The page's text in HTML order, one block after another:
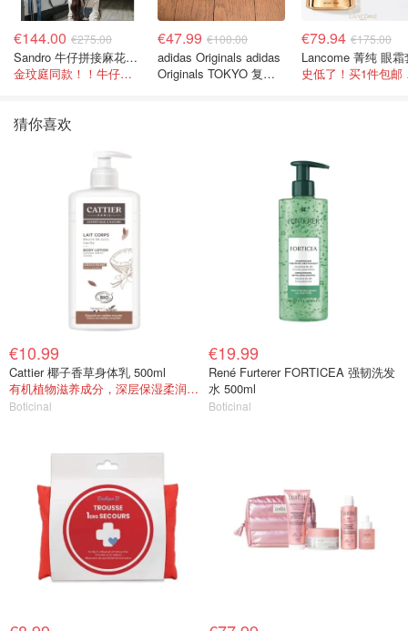
€144.00 €275.00
Sandro 牛仔拼接麻花针织夹克
金玟庭同款！！牛仔拼接超有层次感
€47.99 €100.00
adidas Originals adidas
Originals TOKYO 复古
€79.94 €175.00
Lancome 菁纯 眼霜
史
猜你喜欢
€10.99
Cattier 椰子香草身体乳 500ml
有机植物滋养成分，深层保湿柔润肌肤
Boticinal
€19.99
René Furterer FORTICEA 强韧洗发
水 500ml
Boticinal